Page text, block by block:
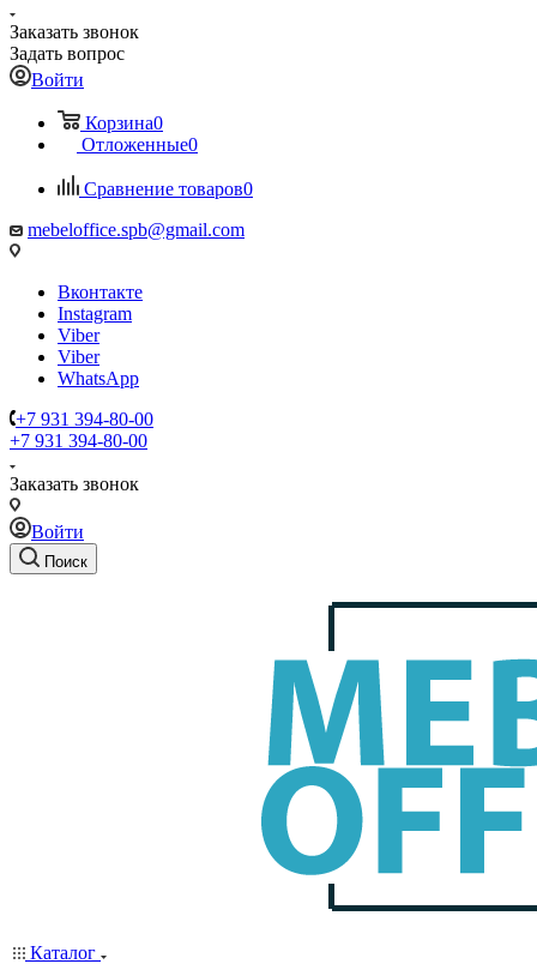
Заказать звонок
Задать вопрос
Войти
Корзина0
Отложенные0
Сравнение товаров0
mebeloffice.spb@gmail.com
Вконтакте
Instagram
Viber
Viber
WhatsApp
+7 931 394-80-00
+7 931 394-80-00
Заказать звонок
Войти
Поиск
Каталог